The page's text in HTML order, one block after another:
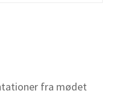
fra mødet